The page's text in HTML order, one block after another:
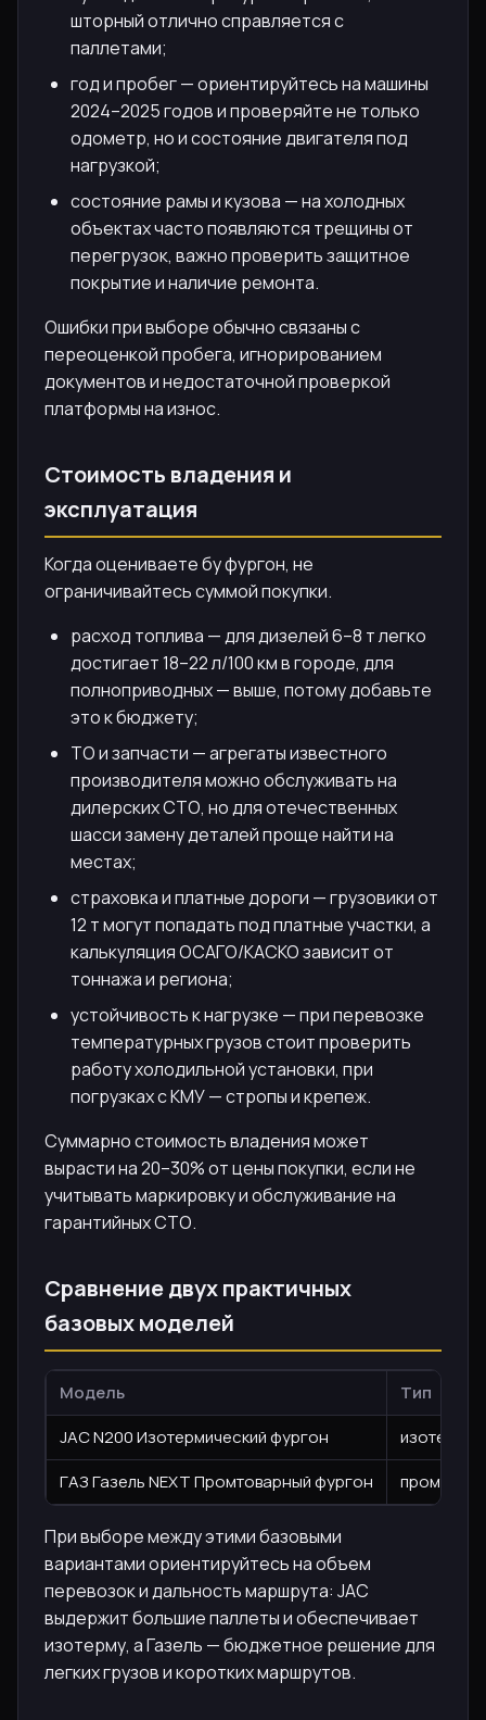
шторный отлично справляется с
паллетами;
год и пробег — ориентируйтесь на машины
2024–2025 годов и проверяйте не только
одометр, но и состояние двигателя под
нагрузкой;
состояние рамы и кузова — на холодных
объектах часто появляются трещины от
перегрузок, важно проверить защитное
покрытие и наличие ремонта.
Ошибки при выборе обычно связаны с
переоценкой пробега, игнорированием
документов и недостаточной проверкой
платформы на износ.
Стоимость владения и
эксплуатация
Когда оцениваете бу фургон, не
ограничивайтесь суммой покупки.
расход топлива — для дизелей 6–8 т легко
достигает 18–22 л/100 км в городе, для
полноприводных — выше, потому добавьте
это к бюджету;
ТО и запчасти — агрегаты известного
производителя можно обслуживать на
дилерских СТО, но для отечественных
шасси замену деталей проще найти на
местах;
страховка и платные дороги — грузовики от
12 т могут попадать под платные участки, а
калькуляция ОСАГО/КАСКО зависит от
тоннажа и региона;
устойчивость к нагрузке — при перевозке
температурных грузов стоит проверить
работу холодильной установки, при
погрузках с КМУ — стропы и крепеж.
Суммарно стоимость владения может
вырасти на 20–30% от цены покупки, если не
учитывать маркировку и обслуживание на
гарантийных СТО.
Сравнение двух практичных
базовых моделей
Модель
Тип
JAC N200 Изотермический фургон
изотерма,
ГАЗ Газель NEXT Промтоварный фургон
При выборе между этими базовыми
вариантами ориентируйтесь на объем
перевозок и дальность маршрута: JAC
выдержит большие паллеты и обеспечивает
изотерму, а Газель — бюджетное решение для
легких грузов и коротких маршрутов.